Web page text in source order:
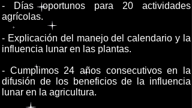
- Días oportunos para 20 actividades
agrícolas.
- Explicación del manejo del calendario y la
influencia lunar en las plantas.
- Cumplimos 24 años consecutivos en la
difusión de los beneficios de la influencia
lunar en la agricultura.